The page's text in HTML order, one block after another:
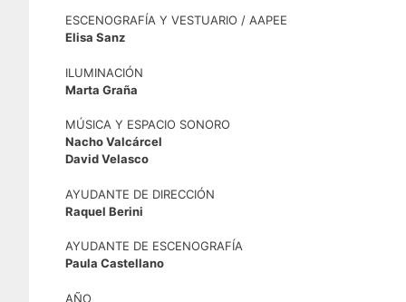
ESCENOGRAFÍA Y VESTUARIO / AAPEE
Elisa Sanz
ILUMINACIÓN
Marta Graña
MÚSICA Y ESPACIO SONORO
Nacho Valcárcel
David Velasco
AYUDANTE DE DIRECCIÓN
Raquel Berini
AYUDANTE DE ESCENOGRAFÍA
Paula Castellano
AÑO